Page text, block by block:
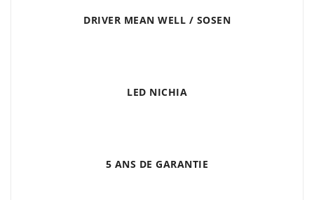
DRIVER MEAN WELL / SOSEN
LED NICHIA
5 ANS DE GARANTIE